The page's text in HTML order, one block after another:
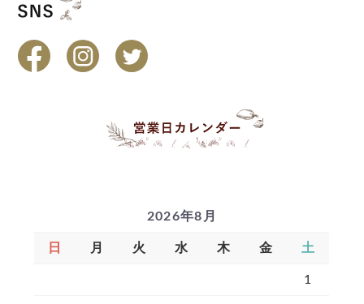
2026年8月
日 月 火 水 木 金 土
1